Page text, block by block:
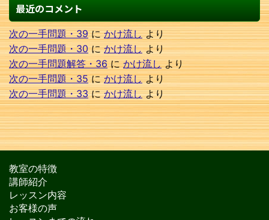
最近のコメント
次の一手問題・39にかけ流しより
次の一手問題・30にかけ流しより
次の一手問題解答・36にかけ流しより
次の一手問題・35にかけ流しより
次の一手問題・33にかけ流しより
教室の特徴
講師紹介
レッスン内容
お客様の声